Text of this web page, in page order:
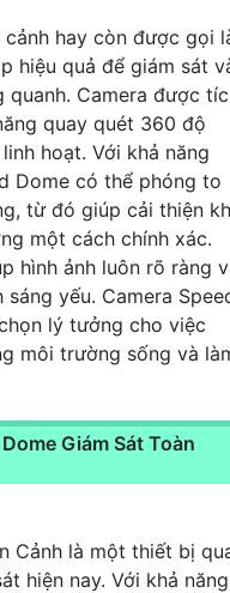
hay còn được gọi
hiệu quả để giám sát
Camera được
quay quét 360 độ
hoạt. Với khả năng
Dome có thể phóng to
từ đó giúp cải thiện
một cách chính xác.
hình ảnh luôn rõ ràng
yếu. Camera
lý tưởng cho việc
môi trường sống và
Giám Sát Toàn
Cảnh là một thiết bị
hiện nay. Với khả năng